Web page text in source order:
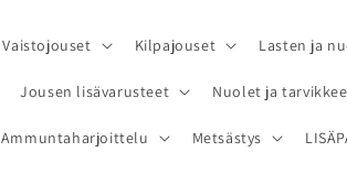
Vaistojouset Kilpajouset Lasten ja
Jousen lisävarusteet Nuolet ja
Ammuntaharjoittelu Metsästys